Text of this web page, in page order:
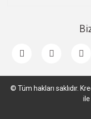
© Tüm hakları saklıdır.
ile